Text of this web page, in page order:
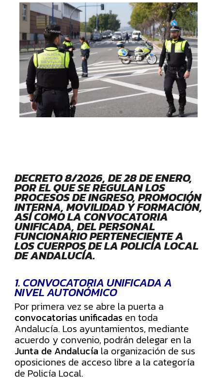
DECRETO 8/2026, DE 28 DE ENERO,
POR EL QUE SE REGULAN LOS
PROCESOS DE INGRESO, PROMOCIÓN
INTERNA, MOVILIDAD Y FORMACIÓN,
ASÍ COMO LA CONVOCATORIA
UNIFICADA, DEL PERSONAL
FUNCIONARIO PERTENECIENTE A
LOS CUERPOS DE LA POLICÍA LOCAL
DE ANDALUCÍA.
1. CONVOCATORIA UNIFICADA A
NIVEL AUTONÓMICO
Por primera vez se abre la puerta a
convocatorias unificadas en toda
Andalucía. Los ayuntamientos, mediante
acuerdo y convenio, podrán delegar en la
Junta de Andalucía la organización de sus
oposiciones de acceso libre a la categoría
de Policía Local.